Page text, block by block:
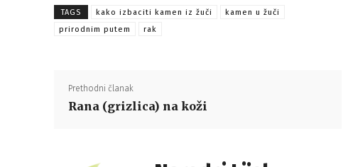
TAGS kako izbaciti kamen iz žuči
kamen u žuči
prirodnim putem
rak
Prethodni članak
Rana (grizlica) na koži